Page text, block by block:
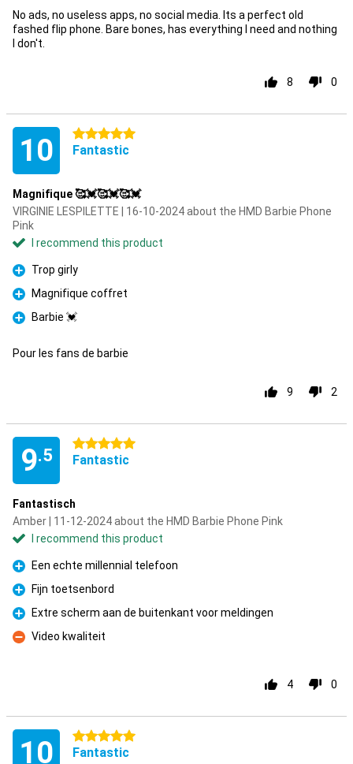
No ads, no useless apps, no social media. Its a perfect old
fashed flip phone. Bare bones, has everything I need and nothing
I don't.
8 0
10 5 stars
Fantastic
Magnifique 🥰💓🥰💓🥰💓
VIRGINIE LESPILETTE | 16-10-2024 about the HMD Barbie Phone
Pink
I recommend this product
Pro
Trop girly
Pro
Magnifique coffret
Pro
Barbie 💓
Pour les fans de barbie
9 2
9.5
5 stars
Fantastic
Fantastisch
Amber | 11-12-2024 about the HMD Barbie Phone Pink
I recommend this product
Pro
Een echte millennial telefoon
Pro
Fijn toetsenbord
Pro
Extre scherm aan de buitenkant voor meldingen
Con
Video kwaliteit
4 0
10 5 stars
Fantastic